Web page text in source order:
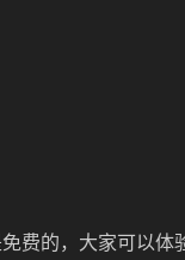
费的，大家可以体